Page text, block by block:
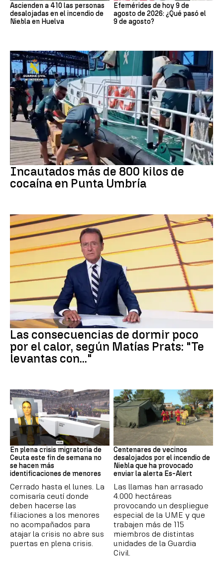
Ascienden a 410 las personas
desalojadas en el incendio de
Niebla en Huelva
Efemérides de hoy 9 de
agosto de 2026: ¿Qué pasó el
9 de agosto?
Tráfico de drogas
Incautados más de 800 kilos de
cocaína en Punta Umbría
Dormir
Las consecuencias de dormir poco
por el calor, según Matías Prats: "Te
levantas con..."
Crisis en Ceuta
En plena crisis migratoria de
Ceuta este fin de semana no
se hacen más
identificaciones de menores
Cerrado hasta el lunes. La
comisaría ceutí donde
deben hacerse las
filiaciones a los menores
no acompañados para
atajar la crisis no abre sus
puertas en plena crisis.
Incendio
Centenares de vecinos
desalojados por el incendio de
Niebla que ha provocado
enviar la alerta Es-Alert
Las llamas han arrasado
4.000 hectáreas
provocando un despliegue
especial de la UME y que
trabajen más de 115
miembros de distintas
unidades de la Guardia
Civil.